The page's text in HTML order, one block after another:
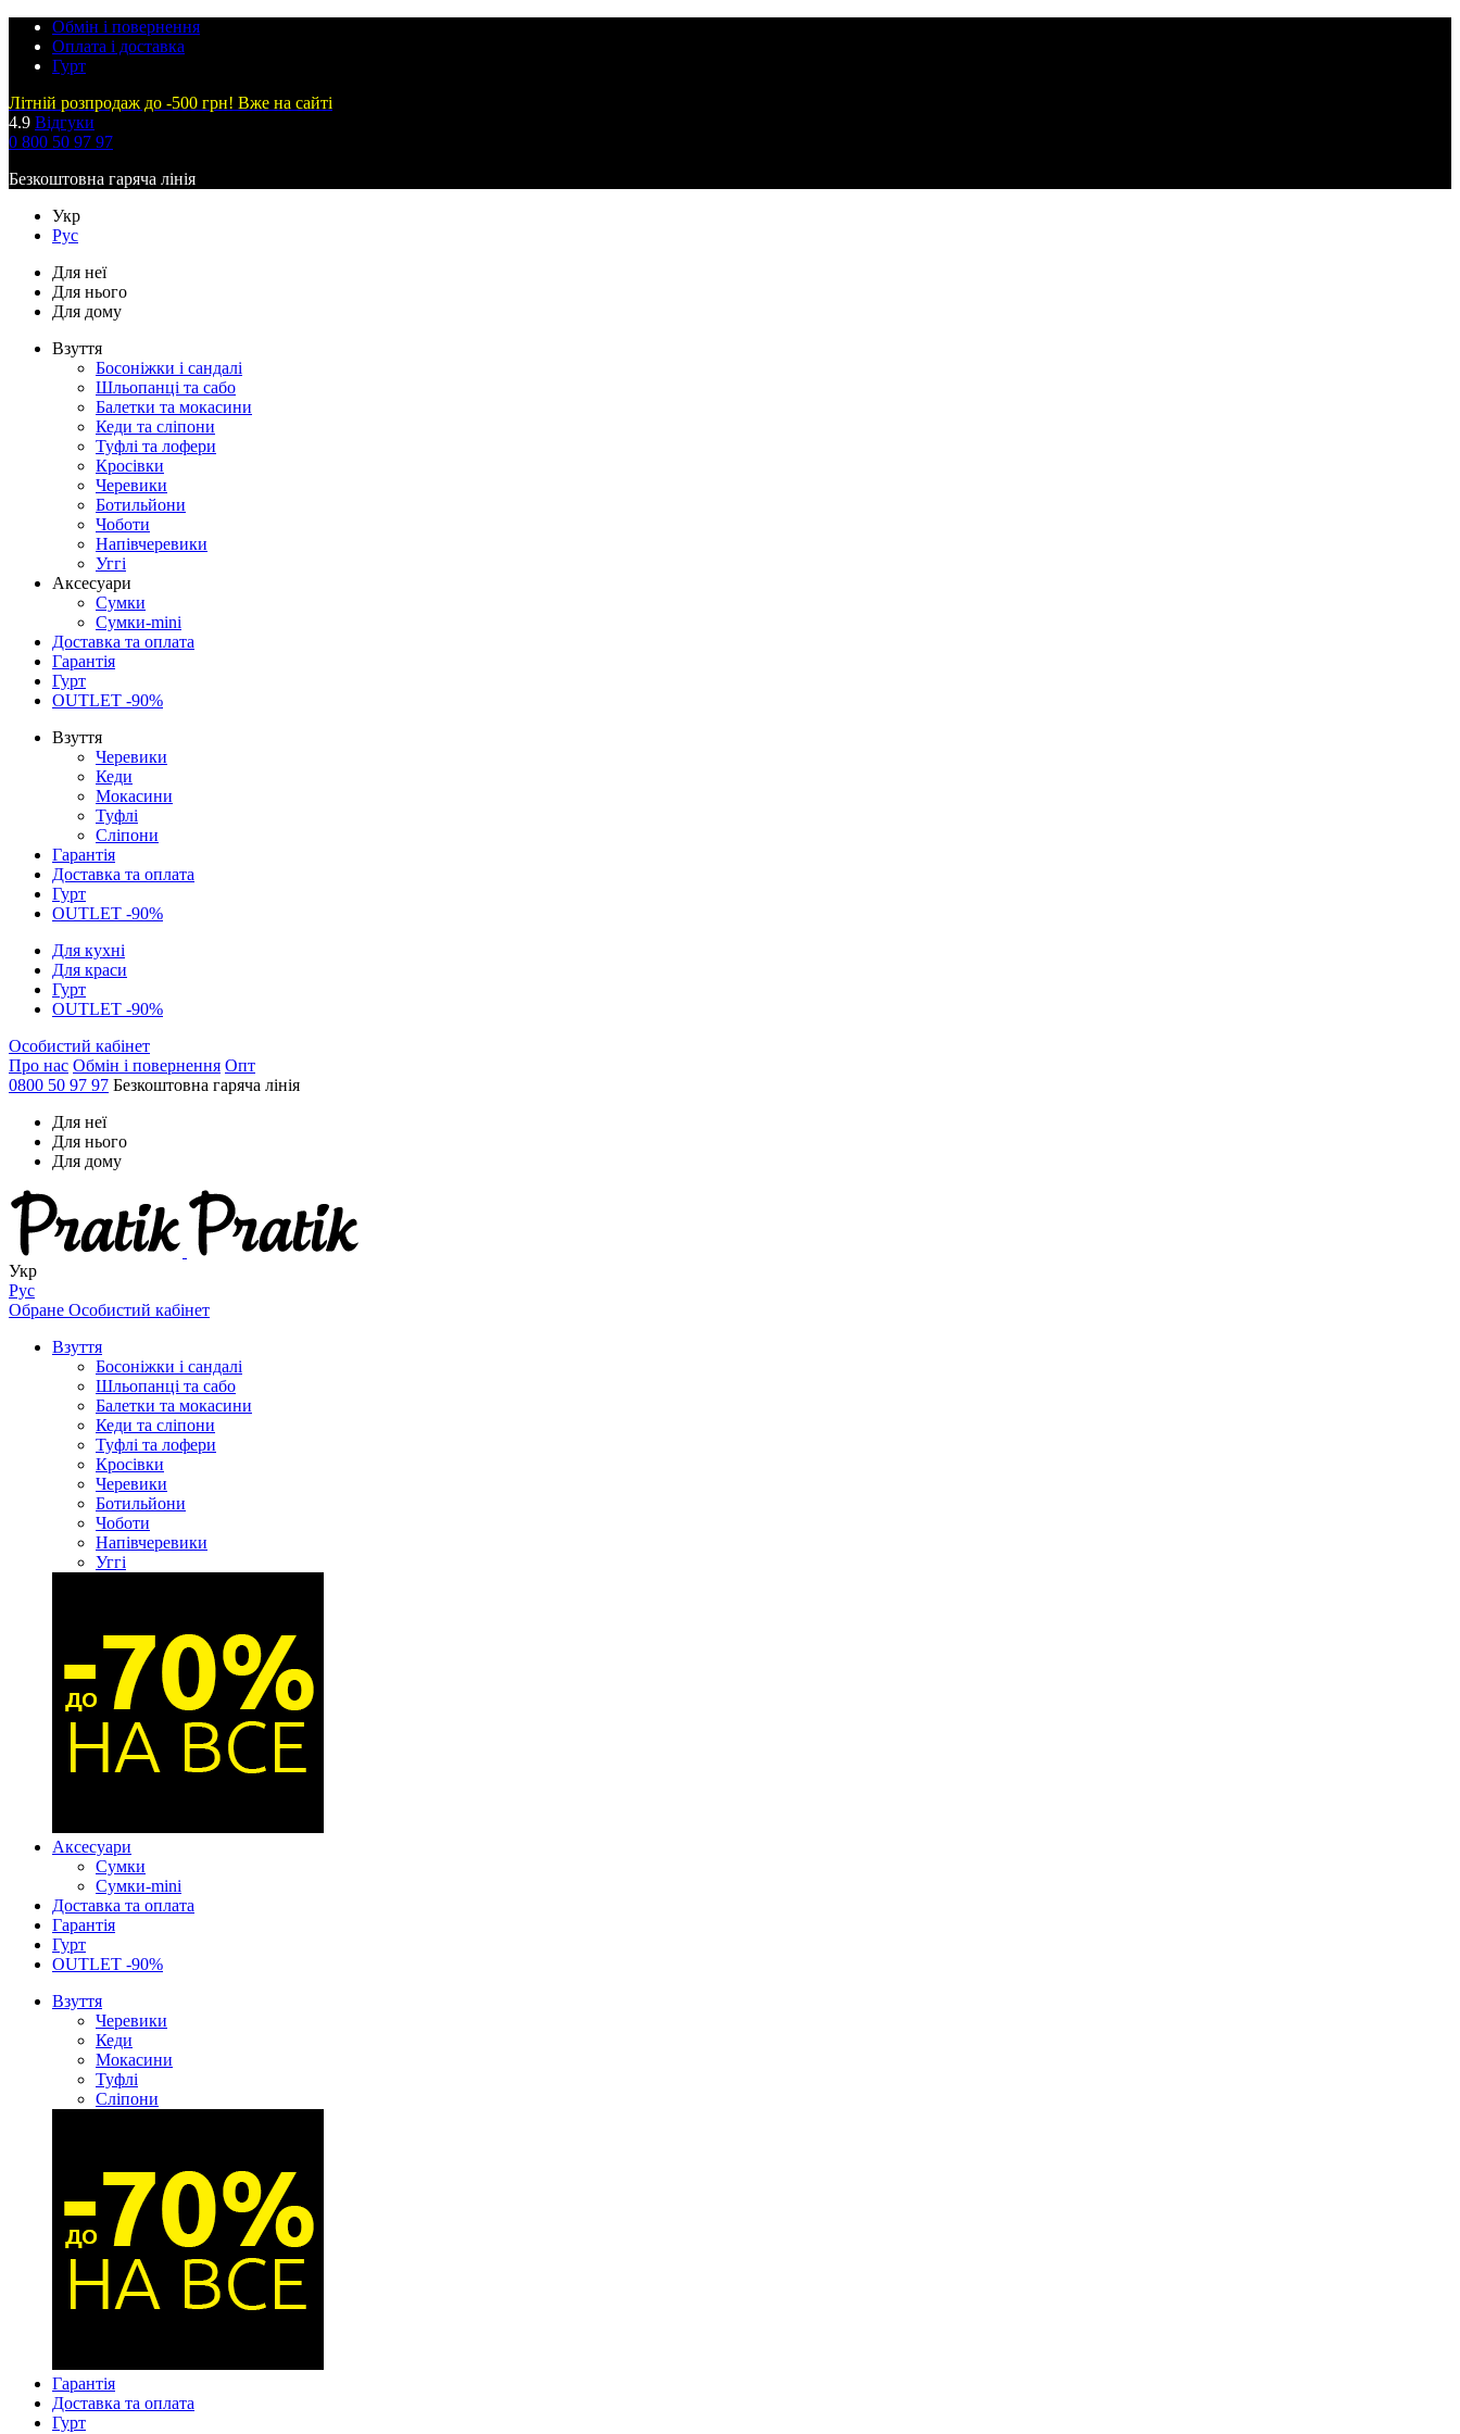
Обмін і повернення
Оплата і доставка
Гурт
Літній розпродаж до -500 грн! Вже на сайті
4.9 Відгуки
0 800 50 97 97
Безкоштовна гаряча лінія
Укр
Рус
Для неї
Для нього
Для дому
Взуття
Босоніжки і сандалі
Шльопанці та сабо
Балетки та мокасини
Кеди та сліпони
Туфлі та лофери
Кросівки
Черевики
Ботильйони
Чоботи
Напівчеревики
Уггі
Аксесуари
Сумки
Сумки-mini
Доставка та оплата
Гарантія
Гурт
OUTLET -90%
Взуття
Черевики
Кеди
Мокасини
Туфлі
Сліпони
Гарантія
Доставка та оплата
Гурт
OUTLET -90%
Для кухні
Для краси
Гурт
OUTLET -90%
Особистий кабінет
Про нас Обмін і повернення Опт
0800 50 97 97 Безкоштовна гаряча лінія
Для неї
Для нього
Для дому
Укр
Рус
Обране Особистий кабінет
Взуття
Босоніжки і сандалі
Шльопанці та сабо
Балетки та мокасини
Кеди та сліпони
Туфлі та лофери
Кросівки
Черевики
Ботильйони
Чоботи
Напівчеревики
Уггі
Аксесуари
Сумки
Сумки-mini
Доставка та оплата
Гарантія
Гурт
OUTLET -90%
Взуття
Черевики
Кеди
Мокасини
Туфлі
Сліпони
Гарантія
Доставка та оплата
Гурт